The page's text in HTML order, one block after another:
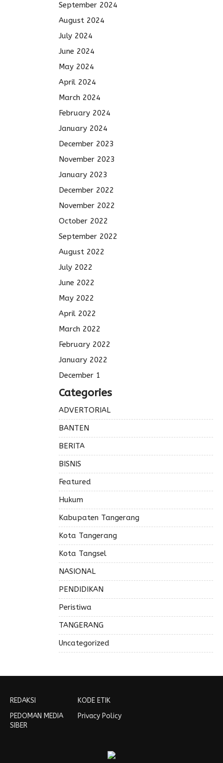
September 2024
August 2024
July 2024
June 2024
May 2024
April 2024
March 2024
February 2024
January 2024
December 2023
November 2023
January 2023
December 2022
November 2022
October 2022
September 2022
August 2022
July 2022
June 2022
May 2022
April 2022
March 2022
February 2022
January 2022
December 1
Categories
ADVERTORIAL
BANTEN
BERITA
BISNIS
Featured
Hukum
Kabupaten Tangerang
Kota Tangerang
Kota Tangsel
NASIONAL
PENDIDIKAN
Peristiwa
TANGERANG
Uncategorized
REDAKSI
PEDOMAN MEDIA
SIBER
KODE ETIK
Privacy Policy